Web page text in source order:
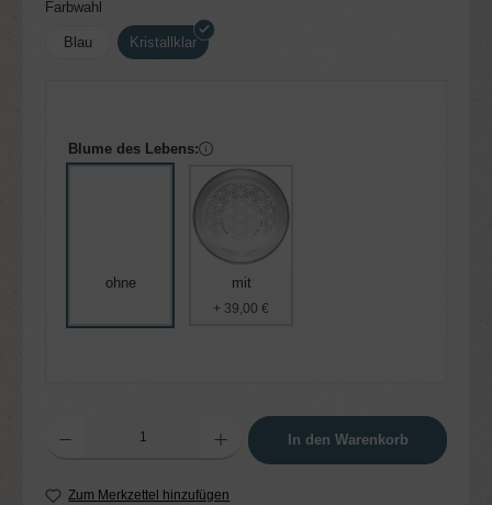
Farbwahl
Blau Kristallklar
Blume des Lebens:
ohne mit
+ 39,00 €
Produkt Anzahl: Gib den gewünschten Wert ein oder benutze die Schaltflächen um
In den Warenkorb
Zum Merkzettel hinzufügen